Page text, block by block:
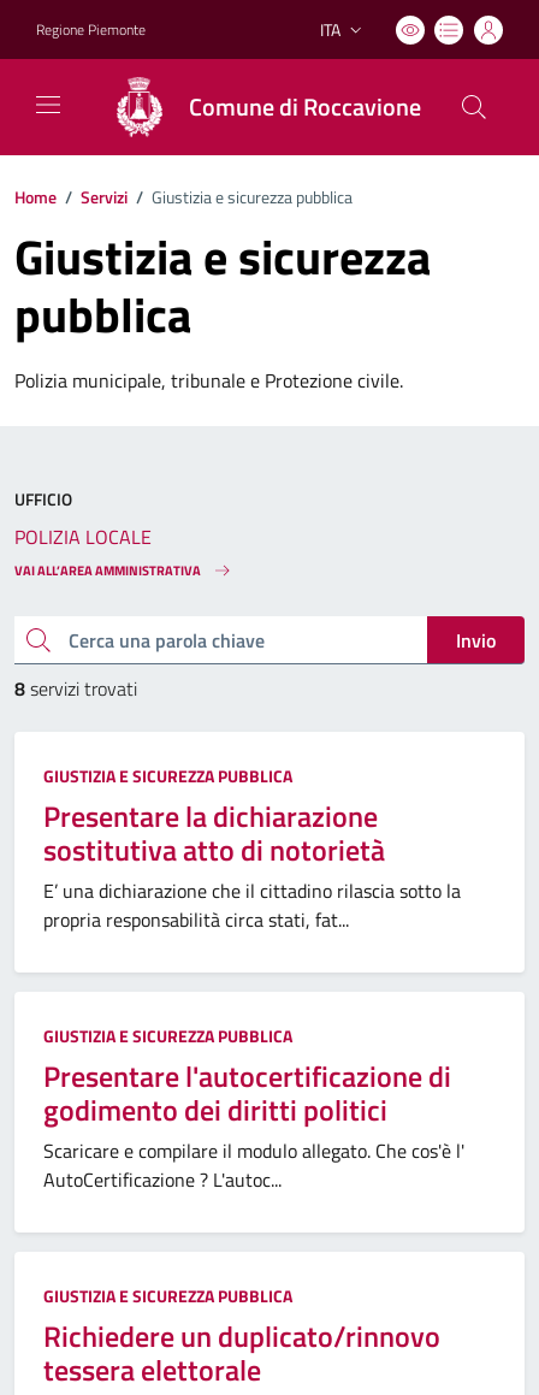
Regione Piemonte Lingua attiva:
ITA
Comune di Roccavione
Home / Servizi / Giustizia e sicurezza pubblica
Giustizia e sicurezza
pubblica
Polizia municipale, tribunale e Protezione civile.
Cerca una parola chiave
Invio
8servizi trovati
GIUSTIZIA E SICUREZZA PUBBLICA
Presentare la dichiarazione
sostitutiva atto di notorietà
E’ una dichiarazione che il cittadino rilascia sotto la
propria responsabilità circa stati, fat...
GIUSTIZIA E SICUREZZA PUBBLICA
Presentare l'autocertificazione di
godimento dei diritti politici
Scaricare e compilare il modulo allegato. Che cos'è l'
AutoCertificazione ? L'autoc...
GIUSTIZIA E SICUREZZA PUBBLICA
Richiedere un duplicato/rinnovo
tessera elettorale
UFFICIO
POLIZIA LOCALE
VAI ALL’AREA AMMINISTRATIVA